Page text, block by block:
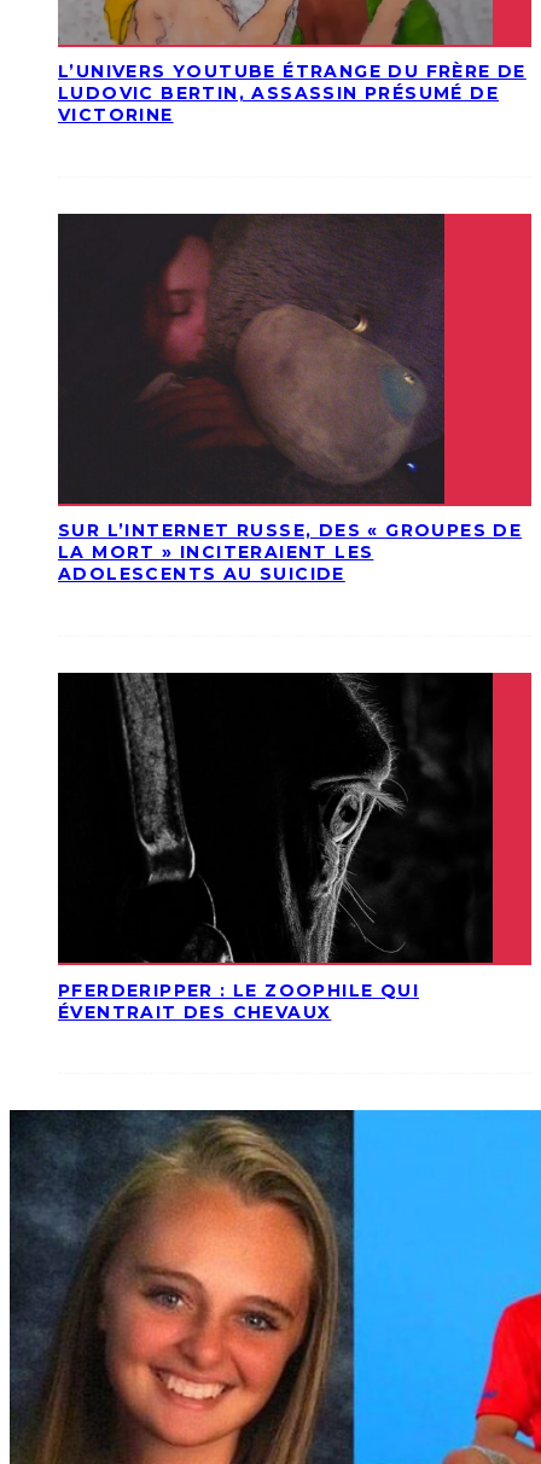
L’UNIVERS YOUTUBE ÉTRANGE DU FRÈRE DE
LUDOVIC BERTIN, ASSASSIN PRÉSUMÉ DE
VICTORINE
SUR L’INTERNET RUSSE, DES « GROUPES DE
LA MORT » INCITERAIENT LES
ADOLESCENTS AU SUICIDE
PFERDERIPPER : LE ZOOPHILE QUI
ÉVENTRAIT DES CHEVAUX